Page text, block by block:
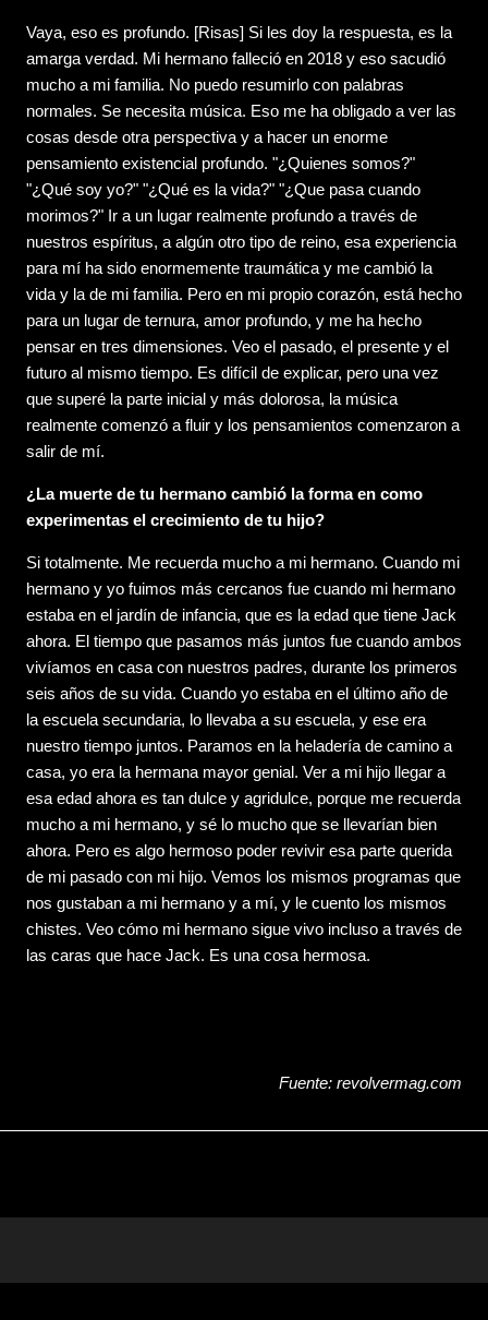
Vaya, eso es profundo. [Risas] Si les doy la respuesta, es la
amarga verdad. Mi hermano falleció en 2018 y eso sacudió
mucho a mi familia. No puedo resumirlo con palabras
normales. Se necesita música. Eso me ha obligado a ver las
cosas desde otra perspectiva y a hacer un enorme
pensamiento existencial profundo. "¿Quienes somos?"
"¿Qué soy yo?" "¿Qué es la vida?" "¿Que pasa cuando
morimos?" Ir a un lugar realmente profundo a través de
nuestros espíritus, a algún otro tipo de reino, esa experiencia
para mí ha sido enormemente traumática y me cambió la
vida y la de mi familia. Pero en mi propio corazón, está hecho
para un lugar de ternura, amor profundo, y me ha hecho
pensar en tres dimensiones. Veo el pasado, el presente y el
futuro al mismo tiempo. Es difícil de explicar, pero una vez
que superé la parte inicial y más dolorosa, la música
realmente comenzó a fluir y los pensamientos comenzaron a
salir de mí.
¿La muerte de tu hermano cambió la forma en como
experimentas el crecimiento de tu hijo?
Si totalmente. Me recuerda mucho a mi hermano. Cuando mi
hermano y yo fuimos más cercanos fue cuando mi hermano
estaba en el jardín de infancia, que es la edad que tiene Jack
ahora. El tiempo que pasamos más juntos fue cuando ambos
vivíamos en casa con nuestros padres, durante los primeros
seis años de su vida. Cuando yo estaba en el último año de
la escuela secundaria, lo llevaba a su escuela, y ese era
nuestro tiempo juntos. Paramos en la heladería de camino a
casa, yo era la hermana mayor genial. Ver a mi hijo llegar a
esa edad ahora es tan dulce y agridulce, porque me recuerda
mucho a mi hermano, y sé lo mucho que se llevarían bien
ahora. Pero es algo hermoso poder revivir esa parte querida
de mi pasado con mi hijo. Vemos los mismos programas que
nos gustaban a mi hermano y a mí, y le cuento los mismos
chistes. Veo cómo mi hermano sigue vivo incluso a través de
las caras que hace Jack. Es una cosa hermosa.
Fuente: revolvermag.com